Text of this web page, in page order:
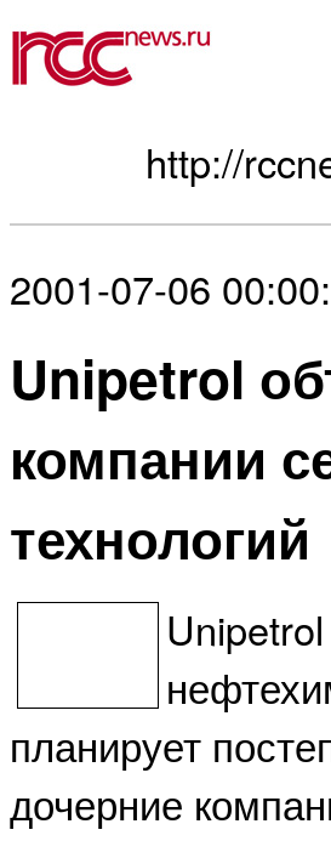
http://
2001-07-06
Unipetrol
компании
технологий
планирует
дочерние